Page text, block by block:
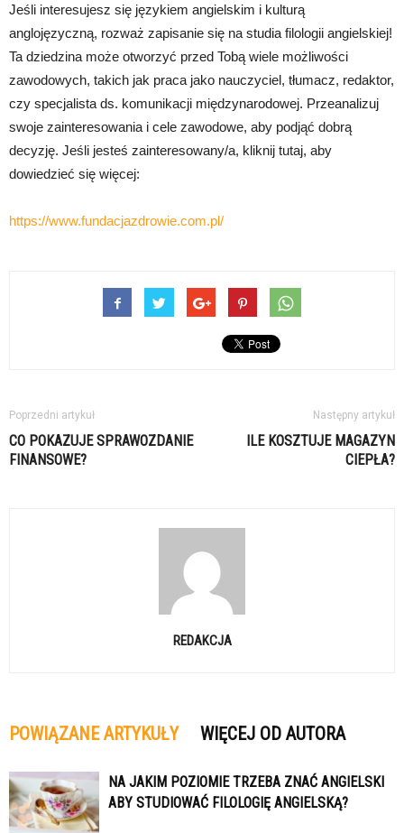
Jeśli interesujesz się językiem angielskim i kulturą
anglojęzyczną, rozważ zapisanie się na studia filologii angielskiej!
Ta dziedzina może otworzyć przed Tobą wiele możliwości
zawodowych, takich jak praca jako nauczyciel, tłumacz, redaktor,
czy specjalista ds. komunikacji międzynarodowej. Przeanalizuj
swoje zainteresowania i cele zawodowe, aby podjąć dobrą
decyzję. Jeśli jesteś zainteresowany/a, kliknij tutaj, aby
dowiedzieć się więcej:
https://www.fundacjazdrowie.com.pl/
Poprzedni artykuł
CO POKAZUJE SPRAWOZDANIE
FINANSOWE?
Następny artykuł
ILE KOSZTUJE MAGAZYN
CIEPŁA?
REDAKCJA
POWIĄZANE ARTYKUŁY WIĘCEJ OD AUTORA
NA JAKIM POZIOMIE TRZEBA ZNAĆ ANGIELSKI
ABY STUDIOWAĆ FILOLOGIĘ ANGIELSKĄ?